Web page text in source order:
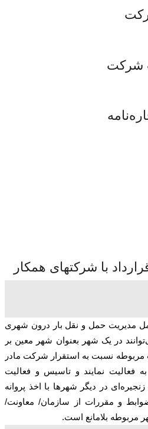
شرکت
با شرکتهای همکار
دستورالعمل مدیریت حمل و نقل بار درون شهری
در یک شهر بعنوان شهر معین بر
نسبت به استقرار شرکت مادر
فعالیت نمایند و تاسیس و فعالیت
در دیگر شهرها با اخذ پروانه
و مقررات از سازمان/ معاونت/
مربوطه بلامانع است.